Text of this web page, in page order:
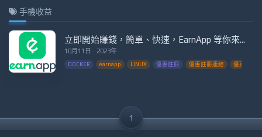
手機收益
10月11日 · 2023年
立即開始賺錢，簡單、快速，EarnApp 等你來！進階Docker(附出金圖)
DOCKER earnapp LINUX 優惠註冊 優惠註冊連結 優惠賺錢
1